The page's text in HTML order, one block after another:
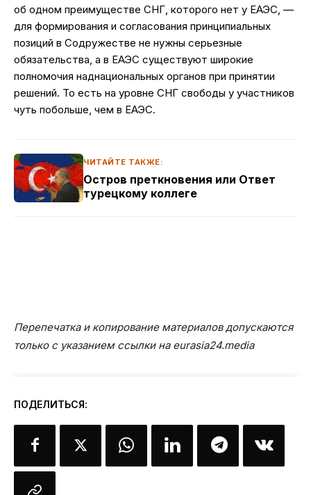
об одном преимуществе СНГ, которого нет у ЕАЭС, —
для формирования и согласования принципиальных
позиций в Содружестве не нужны серьезные
обязательства, а в ЕАЭС существуют широкие
полномочия наднациональных органов при принятии
решений. То есть на уровне СНГ свободы у участников
чуть побольше, чем в ЕАЭС.
ЧИТАЙТЕ ТАКЖЕ:
Остров преткновения или Ответ
турецкому коллеге
Перепечатка и копирование материалов допускаются
только с указанием ссылки на eurasia24.media
ПОДЕЛИТЬСЯ: